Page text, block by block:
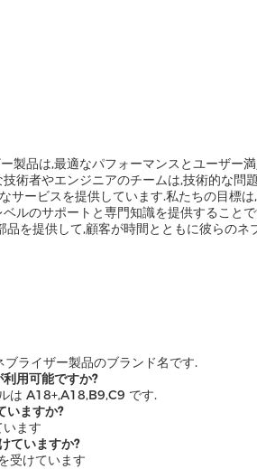
製品は,最適なパフォーマンスとユーザー
術者やエンジニアのチームは,技術的な問
サービスを提供しています.私たちの目標
ルのサポートと専門知識を提供すること
品を提供して,顧客が時間とともに彼らの
ライザー製品のブランド名です.
用可能ですか?
は A18+,A18,B9,C9 です.
いますか?
ます
ていますか?
受けています